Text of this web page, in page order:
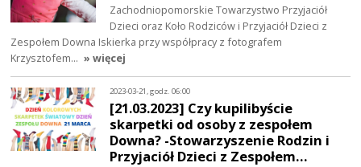
Zachodniopomorskie Towarzystwo Przyjaciół
Dzieci oraz Koło Rodziców i Przyjaciół Dzieci z
Zespołem Downa Iskierka przy współpracy z fotografem
Krzysztofem… » więcej
2023-03-21, godz. 06:00
[21.03.2023] Czy kupilibyście
skarpetki od osoby z zespołem
Downa? -Stowarzyszenie Rodzin i
Przyjaciół Dzieci z Zespołem…